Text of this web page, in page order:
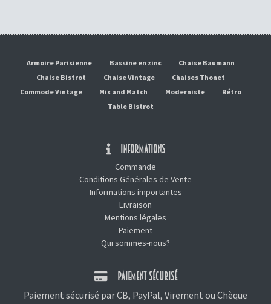
Armoire Parisienne Bassine en zinc
Chaise Baumann
Chaise Bistrot
Chaise Vintage
Chaises Thonet
Commode Vintage
Mix and Match Moderniste
Rétro
Table Bistrot
INFORMATIONS
Commande
Conditions Générales de Vente
Informations importantes
Livraison
Mentions légales
Paiement
Qui sommes-nous?
PAIEMENT SÉCURISÉ
Paiement sécurisé par CB, PayPal, Virement ou Chèque